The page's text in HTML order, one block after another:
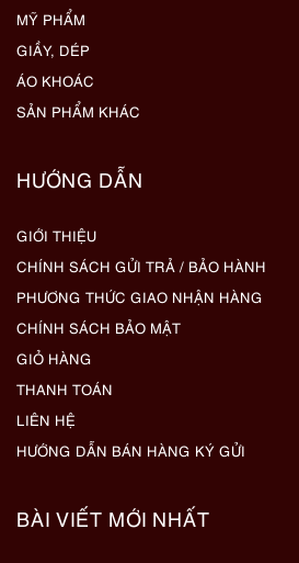
MỸ PHẨM
GIẦY, DÉP
ÁO KHOÁC
SẢN PHẨM KHÁC
HƯỚNG DẪN
GIỚI THIỆU
CHÍNH SÁCH GỬI TRẢ / BẢO HÀNH
PHƯƠNG THỨC GIAO NHẬN HÀNG
CHÍNH SÁCH BẢO MẬT
GIỎ HÀNG
THANH TOÁN
LIÊN HỆ
HƯỚNG DẪN BÁN HÀNG KÝ GỬI
BÀI VIẾT MỚI NHẤT